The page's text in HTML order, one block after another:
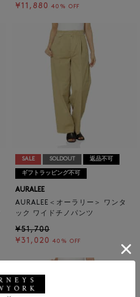
¥11,880 40% OFF
SALE SOLDOUT 返品不可
ギフトラッピング不可
AURALEE
AURALEE＜オーラリー＞ ワンタ
ック ワイドチノパンツ
¥51,700
¥31,020 40% OFF